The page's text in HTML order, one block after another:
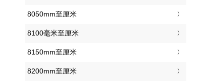
8050mm至厘米
8100毫米至厘米
8150mm至厘米
8200mm至厘米